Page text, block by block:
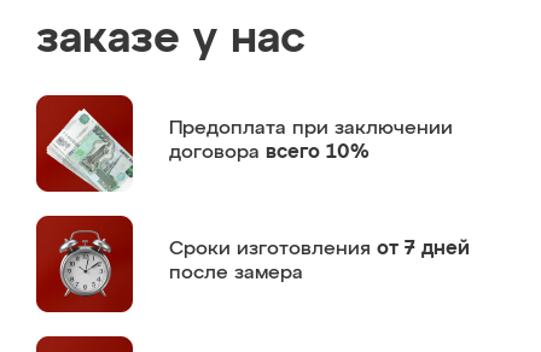
заказе у нас
Предоплата при заключении
договора всего 10%
Сроки изготовления от 7 дней
после замера